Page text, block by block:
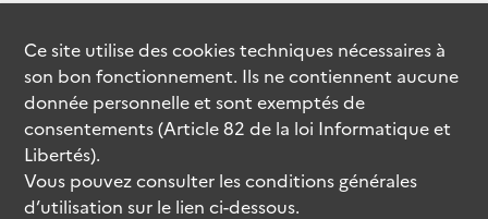
Ce site utilise descookiestechniques nécessaires à
son bon fonctionnement. Ils ne contiennent aucune
donnée personnelle et sont exemptés de
consentements (Article 82 de la loi Informatique et
Libertés).
Vous pouvez consulter les conditions générales
d’utilisation sur le lien ci-dessous.